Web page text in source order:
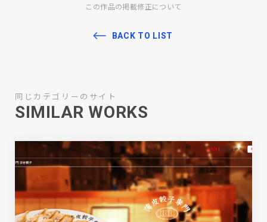
この作品の掲載修正について
BACK TO LIST
同じカテゴリーのサイト
SIMILAR WORKS